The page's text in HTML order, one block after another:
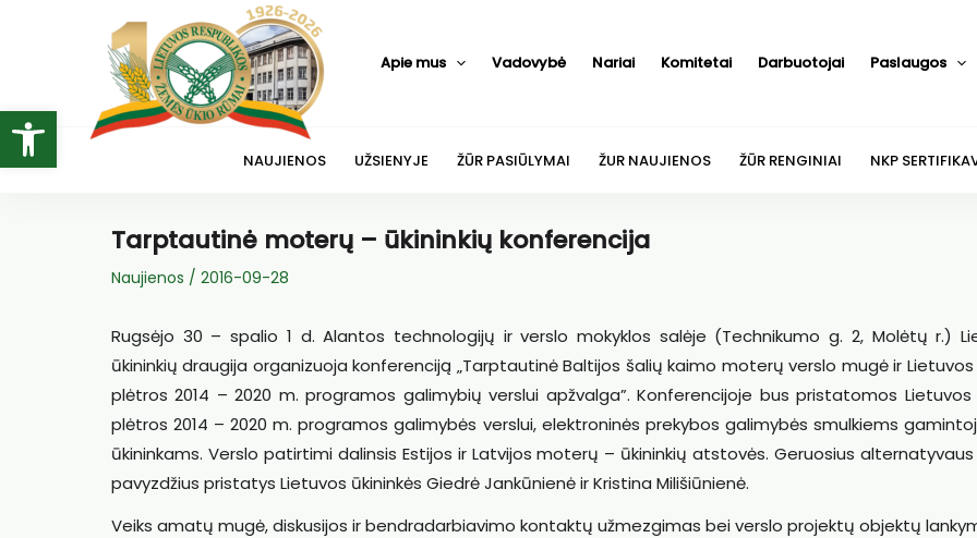
Open toolbar
Apie mus Vadovybė Nariai Komitetai Darbuotojai Paslaugos
NAUJIENOS UŽSIENYJE ŽŪR PASIŪLYMAI ŽUR NAUJIENOS ŽŪR RENGINIAI NKP
Tarptautinė moterų – ūkininkių konferencija
Naujienos / 2016-09-28
Rugsėjo 30 – spalio 1 d. Alantos technologijų ir verslo mokyklos salėje (Technikumo g. 2, Molėtų r.)
ūkininkių draugija organizuoja konferenciją „Tarptautinė Baltijos šalių kaimo moterų verslo mugė ir
plėtros 2014 – 2020 m. programos galimybių verslui apžvalga”.Konferencijoje bus pristatomos Lietuvos
plėtros 2014 – 2020 m. programos galimybės verslui, elektroninės prekybos galimybės smulkiems
ūkininkams. Verslo patirtimi dalinsis Estijos ir Latvijos moterų – ūkininkių atstovės. Geruosius
pavyzdžius pristatys Lietuvos ūkininkės Giedrė Jankūnienė ir Kristina Milišiūnienė.
Veiks amatų mugė, diskusijos ir bendradarbiavimo kontaktų užmezgimas bei verslo projektų objektų